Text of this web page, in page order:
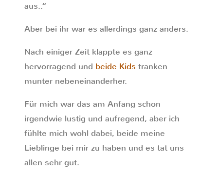
aus..“
Aber bei ihr war es allerdings ganz anders.
Nach einiger Zeit klappte es ganz
hervorragend und beide Kids tranken
munter nebeneinanderher.
Für mich war das am Anfang schon
irgendwie lustig und aufregend, aber ich
fühlte mich wohl dabei, beide meine
Lieblinge bei mir zu haben und es tat uns
allen sehr gut.